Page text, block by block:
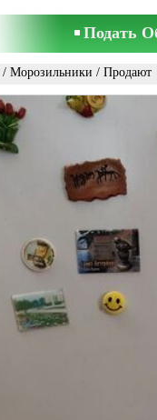
Подать
/ Морозильники / Продают